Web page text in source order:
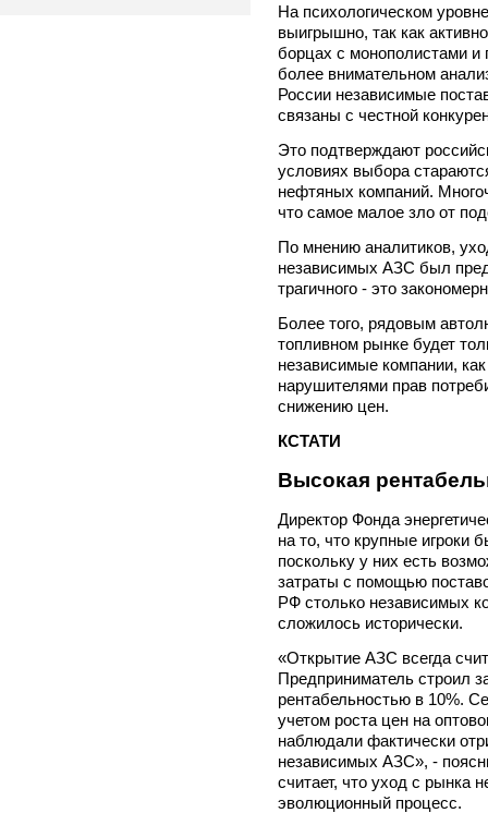
На психологическом
выигрышно, так как
борцах с монополистами и
более внимательном
России независимые
связаны с честной
Это подтверждают
условиях выбора
нефтяных компаний.
что самое малое зло от
По мнению аналитиков,
независимых АЗС был
трагичного - это
Более того, рядовым
топливном рынке будет
независимые компании,
нарушителями прав
снижению цен.
КСТАТИ
Высокая
Директор Фонда
на то, что крупные игроки
поскольку у них есть
затраты с помощью
РФ столько независимых
сложилось исторически.
«Открытие АЗС всегда
Предприниматель строил
рентабельностью в 10%.
учетом роста цен на
наблюдали фактически
независимых АЗС», -
считает, что уход с рынка
эволюционный процесс.